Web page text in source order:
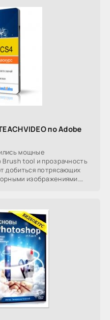
по Adobe
мощные
Brush tool и прозрачность
добиться потрясающих
изображениями.